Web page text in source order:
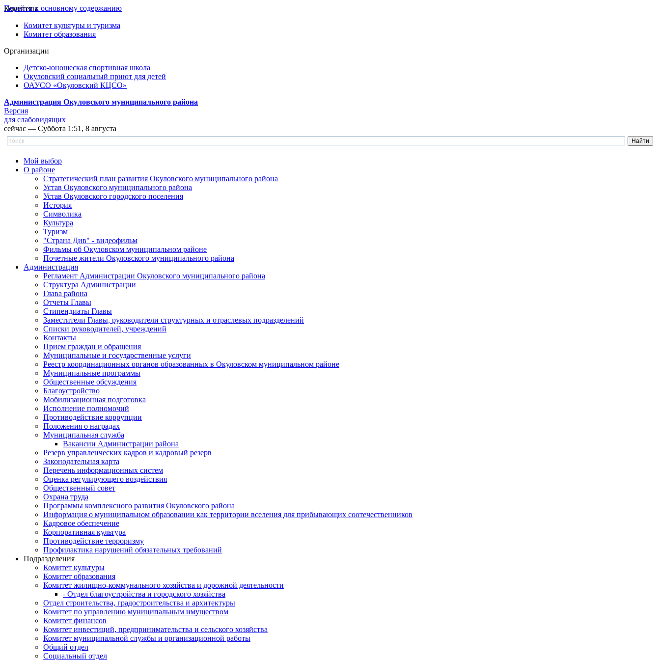
Перейти к основному содержанию
Комитеты
Комитет культуры и туризма
Комитет образования
Организации
Детско-юношеская спортивная школа
Окуловский социальный приют для детей
ОАУСО «Окуловский КЦСО»
Администрация Окуловского муниципального района
Версия
для слабовидящих
сейчас — Суббота 1:51, 8 августа
Мой выбор
О районе
Стратегический план развития Окуловского муниципального района
Устав Окуловского муниципального района
Устав Окуловского городского поселения
История
Символика
Культура
Туризм
"Страна Див" - видеофильм
Фильмы об Окуловском муниципальном районе
Почетные жители Окуловского муниципального района
Администрация
Регламент Администрации Окуловского муниципального района
Структура Администрации
Глава района
Отчеты Главы
Стипендиаты Главы
Заместители Главы, руководители структурных и отраслевых подразделений
Списки руководителей, учреждений
Контакты
Прием граждан и обращения
Муниципальные и государственные услуги
Реестр координационных органов образованных в Окуловском муниципальном районе
Муниципальные программы
Общественные обсуждения
Благоустройство
Мобилизационная подготовка
Исполнение полномочий
Противодействие коррупции
Положения о наградах
Муниципальная служба
Вакансии Администрации района
Резерв управленческих кадров и кадровый резерв
Законодательная карта
Перечень информационных систем
Оценка регулирующего воздействия
Общественный совет
Охрана труда
Программы комплексного развития Окуловского района
Информация о муниципальном образовании как территории вселения для прибывающих соотечественников
Кадровое обеспечение
Корпоративная культура
Противодействие терроризму
Профилактика нарушений обязательных требований
Подразделения
Комитет культуры
Комитет образования
Комитет жилищно-коммунального хозяйства и дорожной деятельности
- Отдел благоустройства и городского хозяйства
Отдел строительства, градостроительства и архитектуры
Комитет по управлению муниципальным имуществом
Комитет финансов
Комитет инвестиций, предпринимательства и сельского хозяйства
Комитет муниципальной службы и организационной работы
Общий отдел
Социальный отдел